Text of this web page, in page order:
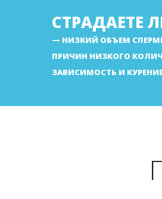
СТРАДАЕТЕ
НИЗКИЙ ОБЪЕМ
ПРИЧИН НИЗКОГО
ЗАВИСИМОСТЬ И